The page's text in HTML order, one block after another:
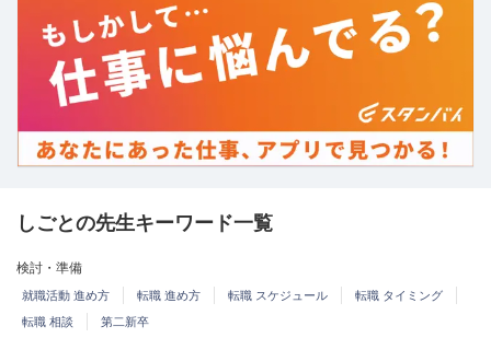
しごとの先生キーワード一覧
検討・準備
就職活動 進め方 転職 進め方 転職 スケジュール
転職 タイミング
転職 相談
第二新卒